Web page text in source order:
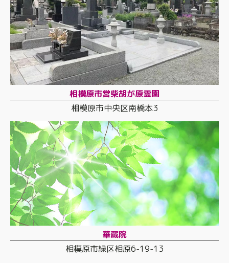
相模原市営柴胡が原霊園
相模原市中央区南橋本3
華蔵院
相模原市緑区相原6-19-13